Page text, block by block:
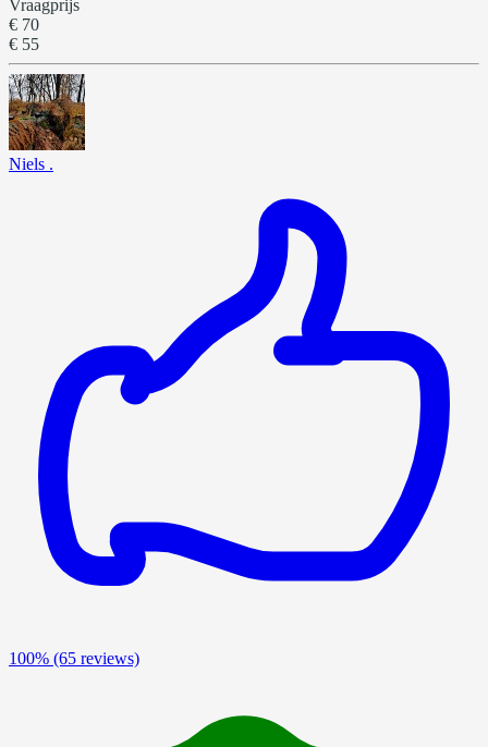
Vraagprijs
€ 70
€ 55
Niels .
100% (65 reviews)